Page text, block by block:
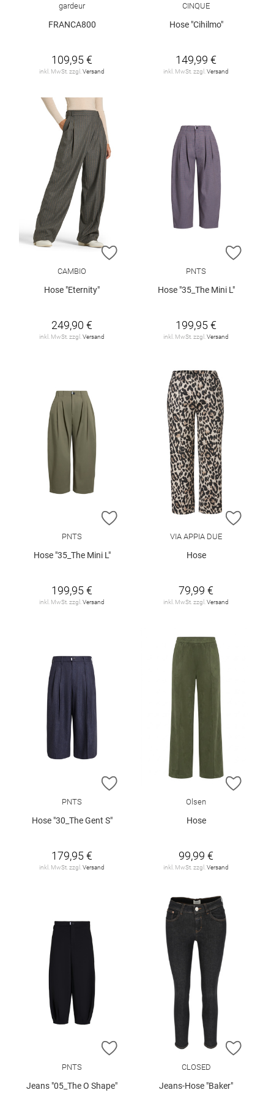
gardeur
FRANCA800
109,95 €
inkl. MwSt. zzgl. Versand
CINQUE
Hose "Cihilmo"
149,99 €
inkl. MwSt. zzgl. Versand
ZUR WUNSCHLISTE HINZUFÜGEN
CAMBIO
Hose "Eternity"
249,90 €
inkl. MwSt. zzgl. Versand
ZUR
PNTS
Hose "35_The Mini L"
199,95 €
inkl. MwSt. zzgl. Versand
ZUR WUNSCHLISTE HINZUFÜGEN
PNTS
Hose "35_The Mini L"
199,95 €
inkl. MwSt. zzgl. Versand
ZUR
VIA APPIA DUE
Hose
79,99 €
inkl. MwSt. zzgl. Versand
ZUR WUNSCHLISTE HINZUFÜGEN
PNTS
Hose "30_The Gent S"
179,95 €
inkl. MwSt. zzgl. Versand
ZUR
Olsen
Hose
99,99 €
inkl. MwSt. zzgl. Versand
ZUR WUNSCHLISTE HINZUFÜGEN
PNTS
Jeans "05_The O Shape"
ZUR
CLOSED
Jeans-Hose "Baker"